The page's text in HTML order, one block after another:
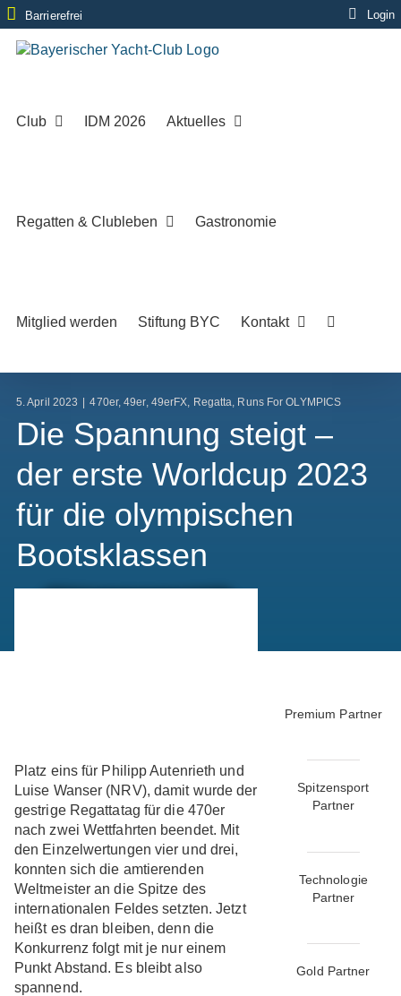
Zum
Inhalt
springen
Barrierefrei Login
Club IDM 2026 Aktuelles
Regatten & Clubleben Gastronomie
Mitglied werden Stiftung BYC Kontakt
5. April 2023 470er,49er, 49erFX, Regatta, Runs For OLYMPICS
Die Spannung steigt –
der erste Worldcup 2023
für die olympischen
Bootsklassen
Platz eins für Philipp Autenrieth und
Luise Wanser (NRV), damit wurde der
gestrige Regattatag für die 470er
nach zwei Wettfahrten beendet. Mit
den Einzelwertungen vier und drei,
konnten sich die amtierenden
Weltmeister an die Spitze des
internationalen Feldes setzten. Jetzt
heißt es dran bleiben, denn die
Konkurrenz folgt mit je nur einem
Punkt Abstand. Es bleibt also
spannend.
Premium Partner
Spitzensport
Partner
Technologie
Partner
Gold Partner